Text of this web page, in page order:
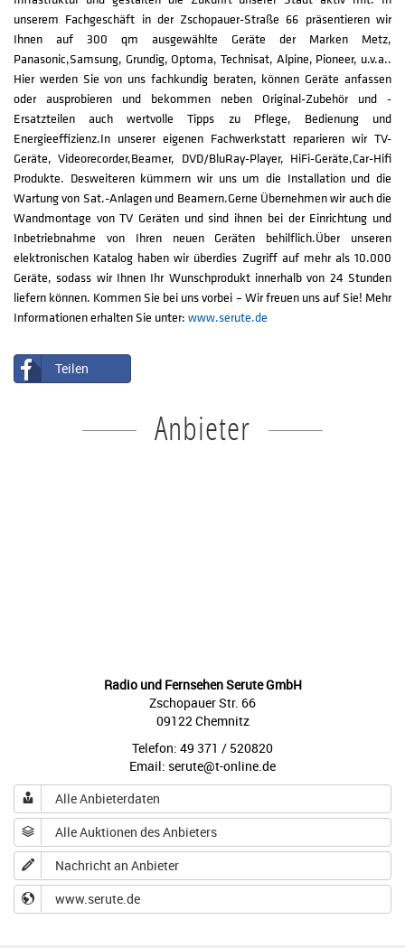
unserem Fachgeschäft in der Zschopauer-Straße 66 präsentieren wir
Ihnen auf 300 qm ausgewählte Geräte der Marken Metz,
Panasonic,Samsung, Grundig, Optoma, Technisat, Alpine, Pioneer, u.v.a..
Hier werden Sie von uns fachkundig beraten, können Geräte anfassen
oder ausprobieren und bekommen neben Original-Zubehör und -
Ersatzteilen auch wertvolle Tipps zu Pflege, Bedienung und
Energieeffizienz.In unserer eigenen Fachwerkstatt reparieren wir TV-
Geräte, Videorecorder,Beamer, DVD/BluRay-Player, HiFi-Geräte,Car-Hifi
Produkte. Desweiteren kümmern wir uns um die Installation und die
Wartung von Sat.-Anlagen und Beamern.Gerne Übernehmen wir auch die
Wandmontage von TV Geräten und sind ihnen bei der Einrichtung und
Inbetriebnahme von Ihren neuen Geräten behilflich.Über unseren
elektronischen Katalog haben wir überdies Zugriff auf mehr als 10.000
Geräte, sodass wir Ihnen Ihr Wunschprodukt innerhalb von 24 Stunden
liefern können. Kommen Sie bei uns vorbei – Wir freuen uns auf Sie! Mehr
Informationen erhalten Sie unter: www.serute.de
Teilen
Anbieter
Radio und Fernsehen Serute GmbH
Zschopauer Str. 66
09122 Chemnitz
Telefon: 49 371 / 520820
Email: serute@t-online.de
Alle Anbieterdaten
Alle Auktionen des Anbieters
Nachricht an Anbieter
www.serute.de